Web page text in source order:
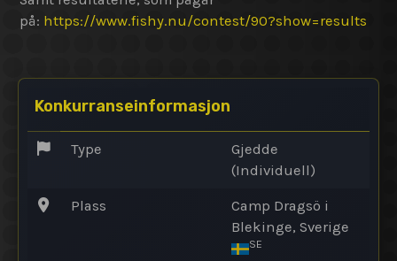
på: https://www.fishy.nu/contest/90?show=results
Konkurranseinformasjon
Type
Gjedde
(Individuell)
Plass
Camp Dragsö i
Blekinge, Sverige
SE